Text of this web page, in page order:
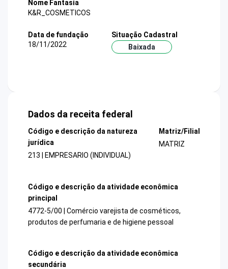
Nome Fantasia
K&R_COSMETICOS
Data de fundação
18/11/2022
Situação Cadastral
Baixada
Dados da receita federal
Código e descrição da natureza
jurídica
213 | EMPRESARIO (INDIVIDUAL)
Matriz/Filial
MATRIZ
Código e descrição da atividade econômica
principal
4772-5/00 | Comércio varejista de cosméticos,
produtos de perfumaria e de higiene pessoal
Código e descrição da atividade econômica
secundária